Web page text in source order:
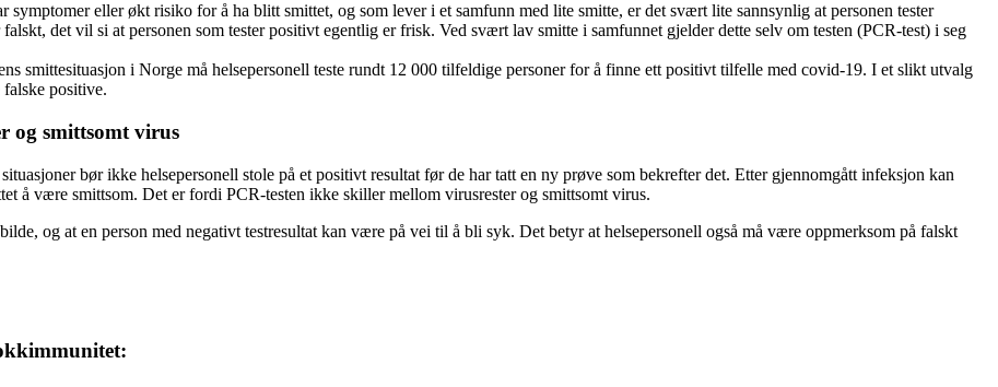
symptomer eller økt risiko for å ha blitt smittet, og som lever i et samfunn med lite smitte, er det svært lite sannsynlig at personen tester
det vil si at personen som tester positivt egentlig er frisk. Ved svært lav smitte i samfunnet gjelder dette selv om testen (PCR-test) i seg
smittesituasjon i Norge må helsepersonell teste rundt 12 000 tilfeldige personer for å finne ett positivt tilfelle med covid-19. I et slikt utvalg
positive.
og smittsomt virus
bør ikke helsepersonell stole på et positivt resultat før de har tatt en ny prøve som bekrefter det. Etter gjennomgått infeksjon kan
å være smittsom. Det er fordi PCR-testen ikke skiller mellom virusrester og smittsomt virus.
og at en person med negativt testresultat kan være på vei til å bli syk. Det betyr at helsepersonell også må være oppmerksom på falskt